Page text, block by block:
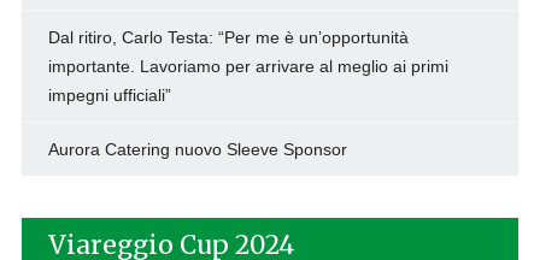
Dal ritiro, Carlo Testa: “Per me è un’opportunità
importante. Lavoriamo per arrivare al meglio ai primi
impegni ufficiali”
Aurora Catering nuovo Sleeve Sponsor
Viareggio Cup 2024